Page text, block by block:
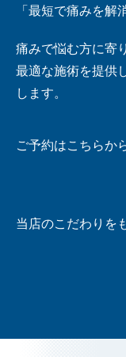
「最短で痛みを解
痛みで悩む方に寄
最適な施術を提供
します。
ご予約はこちらか
当店のこだわりを